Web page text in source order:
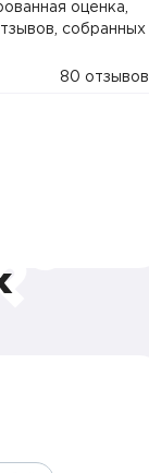
оценка,
собранных
80 отзывов